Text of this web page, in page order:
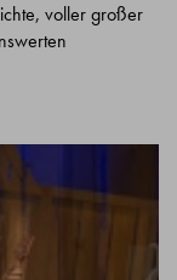
voller großer